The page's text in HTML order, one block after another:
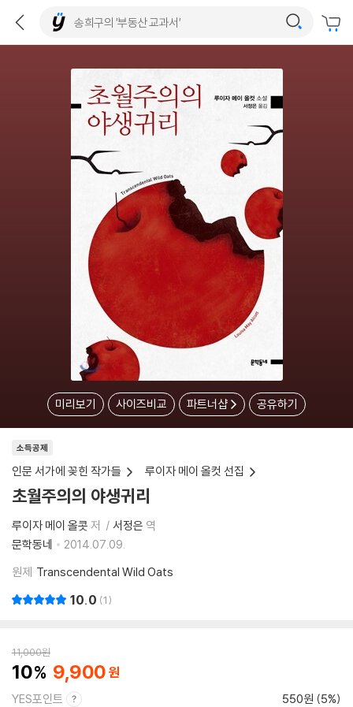
미리보기 사이즈비교 파트너샵 공유하기
소득공제
인문 서가에 꽂힌 작가들 루이자 메이 올컷 선집
초월주의의 야생귀리
루이자 메이 올콧 저 서정은 역
문학동네
2014.07.09.
원제 Transcendental Wild Oats
10.0 1
11,000원
10 9,900
YES포인트 550원 (5%)